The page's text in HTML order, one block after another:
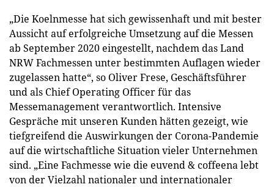
„Die Koelnmesse hat sich gewissenhaft und mit bester
Aussicht auf erfolgreiche Umsetzung auf die Messen
ab September 2020 eingestellt, nachdem das Land
NRW Fachmessen unter bestimmten Auflagen wieder
zugelassen hatte“, so Oliver Frese, Geschäftsführer
und als Chief Operating Officer für das
Messemanagement verantwortlich. Intensive
Gespräche mit unseren Kunden hätten gezeigt, wie
tiefgreifend die Auswirkungen der Corona-Pandemie
auf die wirtschaftliche Situation vieler Unternehmen
sind. „Eine Fachmesse wie die euvend & coffeena lebt
von der Vielzahl nationaler und internationaler